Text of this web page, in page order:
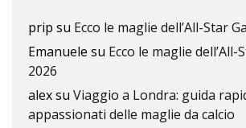
prip su Ecco le maglie dell’All-Star
Emanuele su Ecco le maglie dell’All-
2026
alexsu Viaggio a Londra: guida
appassionati delle maglie da calcio